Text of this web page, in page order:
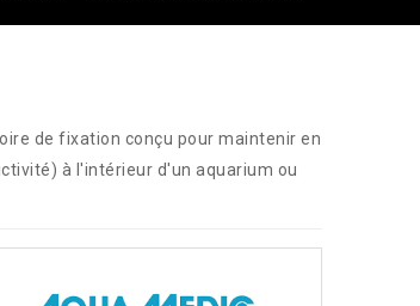
de fixation conçu pour maintenir en
à l'intérieur d'un aquarium ou